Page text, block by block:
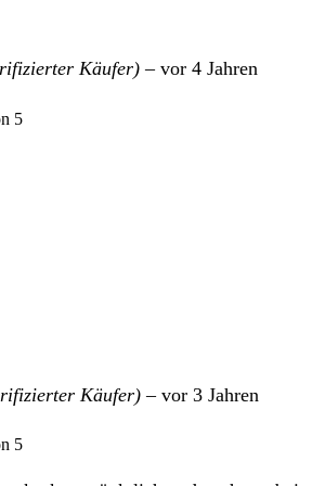
Käufer) – vor 4 Jahren
5
Käufer) – vor 3 Jahren
5